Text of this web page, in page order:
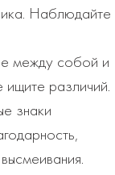
Наблюдайте
между собой и
различий.
знаки